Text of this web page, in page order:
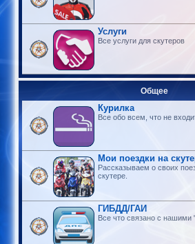
Услуги
Все услуги для скутеров
Общее
Курилка
Все обо всем, что не
Мои поездки на
Рассказываем о своих
скутере.
ГИБДД/ГАИ
Все что связано с нашими